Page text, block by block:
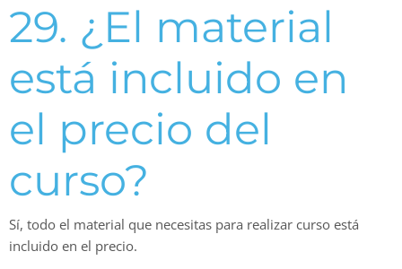
29. ¿El material
está incluido en
el precio del
curso?
Sí, todo el material que necesitas para realizar curso está
incluido en el precio.